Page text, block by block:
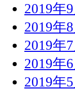
2019年9
2019年8
2019年7
2019年6
2019年5